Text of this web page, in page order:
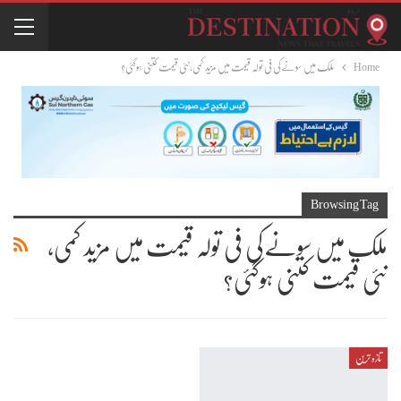
Home ملک میں سونےکی فی تولہ قیمت میں مزید کمی، نئی قیمت کتنی ہوگئی؟
Browsing Tag
ملک میں سونےکی فی تولہ قیمت میں مزید کمی،
نئی قیمت کتنی ہوگئی؟
تازہ ترین